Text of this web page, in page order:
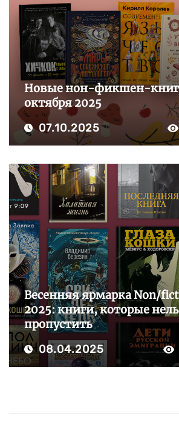
Новые нон-фикшен-
октября 2025
07.10.2025
Весенняя ярмарка Non/
2025: книги, которые
пропустить
08.04.2025